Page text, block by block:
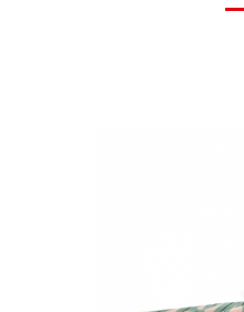
Fiets Accessoires